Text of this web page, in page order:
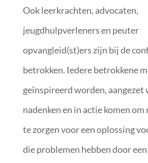
Ook leerkrachten, advocaten,
jeugdhulpverleners en peuter
opvangleid(st)ers zijn bij de
betrokken. Iedere betrokkene
geïnspireerd worden,
nadenken en in actie komen
te zorgen voor een oplossing
die problemen hebben door een